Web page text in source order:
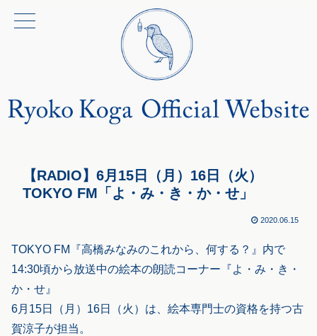
【RADIO】6月15日（月）16日（火）
TOKYO FM「よ・み・き・か・せ」
2020.06.15
TOKYO FM『高橋みなみのこれから、何する？』内で
14:30頃から放送中の絵本の朗読コーナー『よ・み・き・
か・せ』
6月15日（月）16日（火）は、絵本専門士の資格を持つ古
賀涼子が担当。